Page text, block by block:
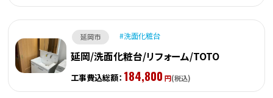
延岡市 洗面化粧台
延岡/洗面化粧台/リフォーム/TOTO
工事費込総額： 184,800 円(税込)